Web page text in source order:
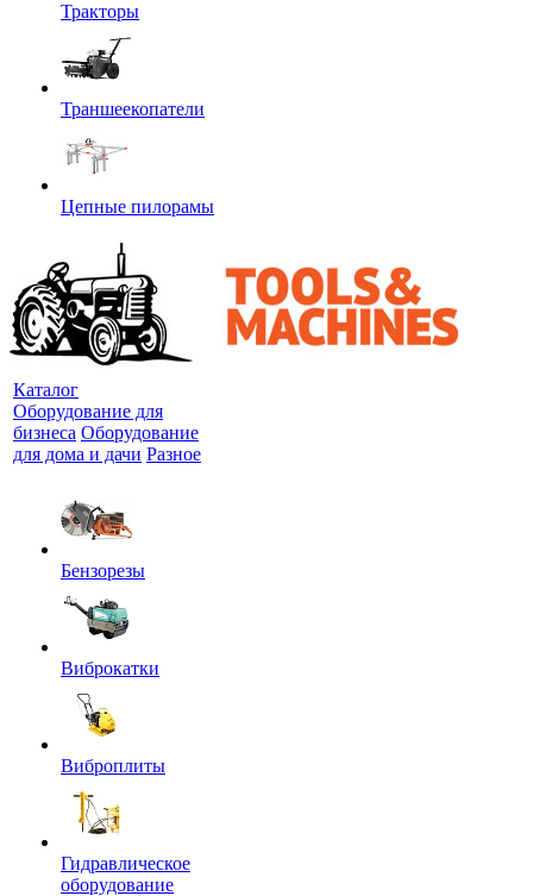
Тракторы
Траншеекопатели
Цепные пилорамы
Каталог
Оборудование для
бизнеса Оборудование
для дома и дачи Разное
Бензорезы
Виброкатки
Виброплиты
Гидравлическое
оборудование